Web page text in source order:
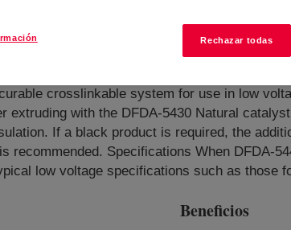
crosslinkable system for use in low
extruding with the DFDA-5430 Natural
If a black product is required, the
recommended. Specifications When DFDA-
low voltage specifications such as those
Beneficios
Rechazar todas